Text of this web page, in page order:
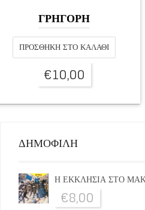
ΓΡΗΓΟΡΗ
ΠΡΟΣΘΉΚΗ ΣΤΟ ΚΑΛΆΘΙ
€10,00
ΔΗΜΟΦΙΛΗ
Η ΕΚΚΛΗΣΙΑ ΣΤΟ
€8,00